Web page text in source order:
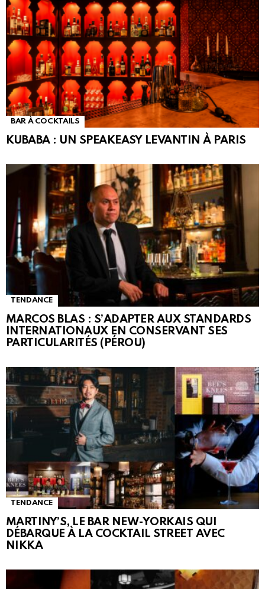
BAR À COCKTAILS
KUBABA : UN SPEAKEASY LEVANTIN À PARIS
TENDANCE
MARCOS BLAS : S’ADAPTER AUX STANDARDS
INTERNATIONAUX EN CONSERVANT SES
PARTICULARITÉS (PÉROU)
TENDANCE
MARTINY’S, LE BAR NEW-YORKAIS QUI
DÉBARQUE À LA COCKTAIL STREET AVEC
NIKKA